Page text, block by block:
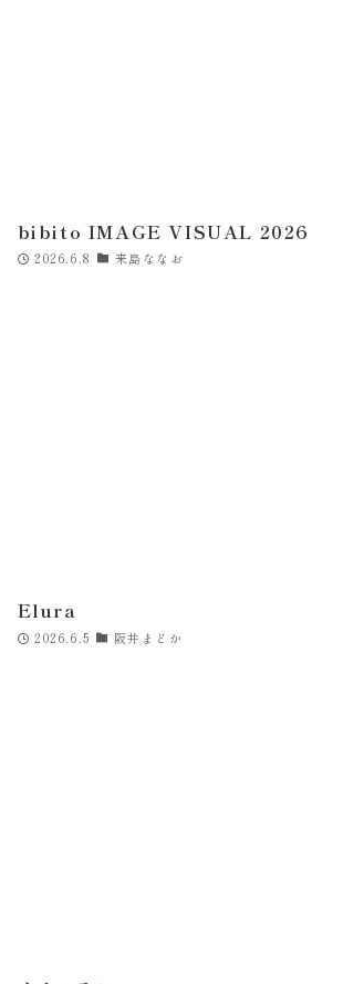
bibito IMAGE VISUAL 2026
2026.6.8 来島ななお
Elura
2026.6.5 阪井まどか